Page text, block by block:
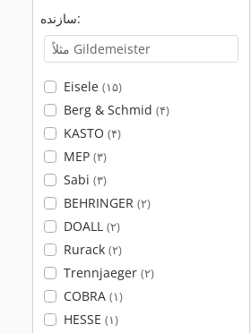
سازنده:
Eisele (۱۵)
Berg & Schmid (۴)
KASTO (۴)
MEP (۳)
Sabi (۳)
BEHRINGER (۲)
DOALL (۲)
Rurack (۲)
Trennjaeger (۲)
COBRA (۱)
HESSE (۱)